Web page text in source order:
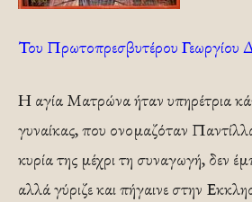
Του Πρωτοπρεσβυτέρου Γεωργίου
Η αγία Ματρώνα ήταν υπηρέτρια
γυναίκας, που ονομαζόταν
κυρία της μέχρι τη συναγωγή, δεν
αλλά γύριζε και πήγαινε στην